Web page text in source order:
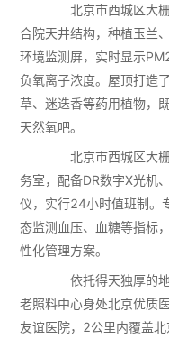
北京市西城区大栅
合院天井结构，种植玉兰
环境监测屏，实时显示
负氧离子浓度。屋顶打造
草、迷迭香等药用植物，
天然氧吧。
北京市西城区大栅
务室，配备DR数字X光机
仪，实行24小时值班制。
态监测血压、血糖等指标
性化管理方案。
依托得天独厚的地
老照料中心身处北京优质
友谊医院，2公里内覆盖